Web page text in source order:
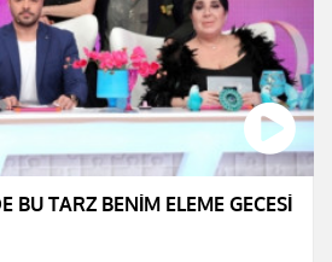
BU TARZ BENİM ELEME GECESİ